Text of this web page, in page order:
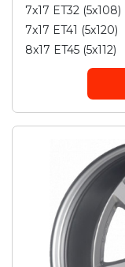
7x17 ET32 (5x108)
7x17 ET41 (5x120)
8x17 ET45 (5x112)